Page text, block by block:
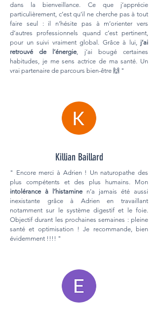
dans la bienveillance. Ce que j’apprécie
particulièrement, c’est qu’il ne cherche pas à tout
faire seul : il n’hésite pas à m’orienter vers
d’autres professionnels quand c’est pertinent,
pour un suivi vraiment global. Grâce à lui, j’ai
retrouvé de l’énergie , j’ai bougé certaines
habitudes, je me sens actrice de ma santé. Un
vrai partenaire de parcours bien-être 🙌 "
Killian Baillard
" Encore merci à Adrien ! Un naturopathe des
plus compétents et des plus humains. Mon
intolérance à l’histamine n’a jamais été aussi
inexistante grâce à Adrien en travaillant
notamment sur le système digestif et le foie.
Objectif durant les prochaines semaines : pleine
santé et optimisation ! Je recommande, bien
évidemment !!!! "